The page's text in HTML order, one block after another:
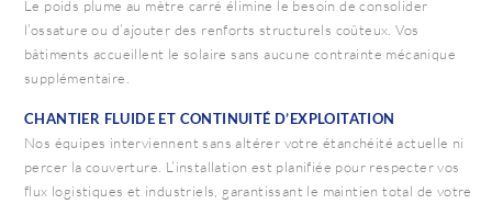
Le poids plume au mètre carré élimine le besoin de consolider
l’ossature ou d’ajouter des renforts structurels coûteux. Vos
bâtiments accueillent le solaire sans aucune contrainte mécanique
supplémentaire.
CHANTIER FLUIDE ET CONTINUITÉ D’EXPLOITATION
Nos équipes interviennent sans altérer votre étanchéité actuelle ni
percer la couverture. L’installation est planifiée pour respecter vos
flux logistiques et industriels, garantissant le maintien total de votre